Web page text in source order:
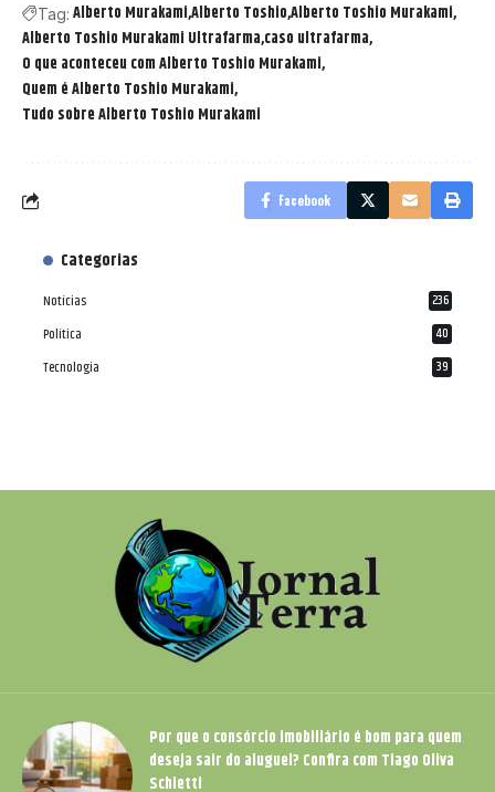
Tag: Alberto MurakamiAlberto ToshioAlberto Toshio Murakami
Alberto Toshio Murakami Ultrafarma caso ultrafarma
O que aconteceu com Alberto Toshio Murakami
Quem é Alberto Toshio Murakami
Tudo sobre Alberto Toshio Murakami
Facebook
Categorias
Notícias 236
Política 40
Tecnologia 39
Por que o consórcio imobiliário é bom para quem
deseja sair do aluguel? Confira com Tiago Oliva
Schietti